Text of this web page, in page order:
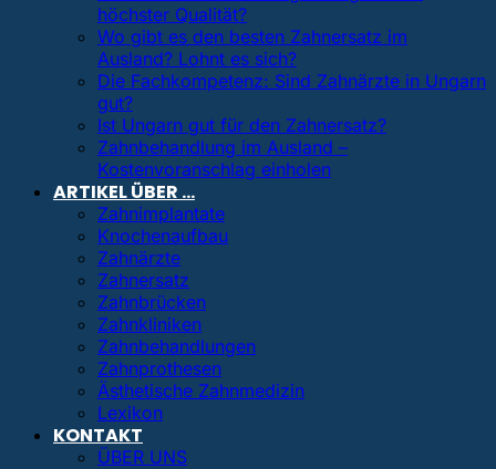
höchster Qualität?
Wo gibt es den besten Zahnersatz im
Ausland? Lohnt es sich?
Die Fachkompetenz: Sind Zahnärzte in Ungarn
gut?
Ist Ungarn gut für den Zahnersatz?
Zahnbehandlung im Ausland –
Kostenvoranschlag einholen
ARTIKEL ÜBER …
Zahnimplantate
Knochenaufbau
Zahnärzte
Zahnersatz
Zahnbrücken
Zahnkliniken
Zahnbehandlungen
Zahnprothesen
Ästhetische Zahnmedizin
Lexikon
KONTAKT
ÜBER UNS